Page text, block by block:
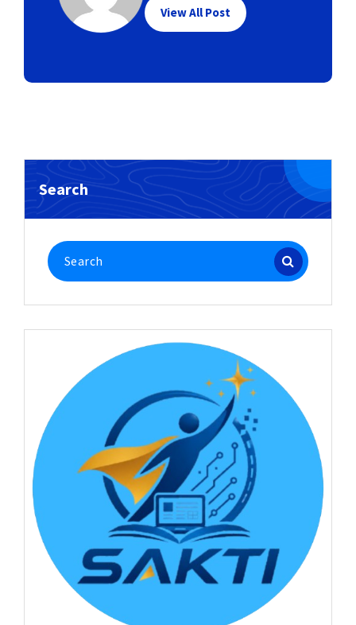
View All Post
Search
Search
for: